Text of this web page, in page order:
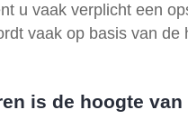
u vaak verplicht een
vaak op basis van de
is de hoogte